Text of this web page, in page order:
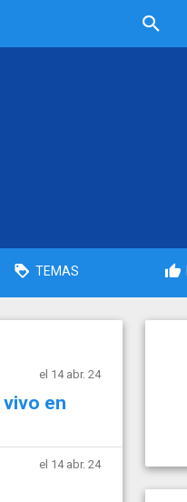
TEMAS
el 14 abr. 24
en
el 14 abr. 24